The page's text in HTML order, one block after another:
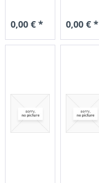
0,00 € * 0,00 € *